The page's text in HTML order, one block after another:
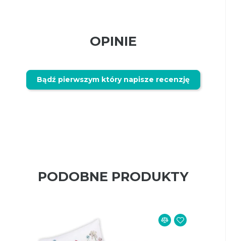
OPINIE
Bądź pierwszym który napisze recenzję
PODOBNE PRODUKTY